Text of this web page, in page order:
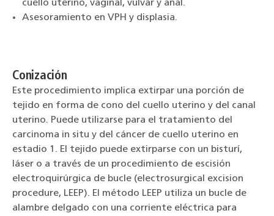
cuello uterino, vaginal, vulvar y anal.
Asesoramiento en VPH y displasia.
Conización
Este procedimiento implica extirpar una porción de
tejido en forma de cono del cuello uterino y del canal
uterino. Puede utilizarse para el tratamiento del
carcinoma in situ y del cáncer de cuello uterino en
estadio 1. El tejido puede extirparse con un bisturí,
láser o a través de un procedimiento de escisión
electroquirúrgica de bucle (electrosurgical excision
procedure, LEEP). El método LEEP utiliza un bucle de
alambre delgado con una corriente eléctrica para